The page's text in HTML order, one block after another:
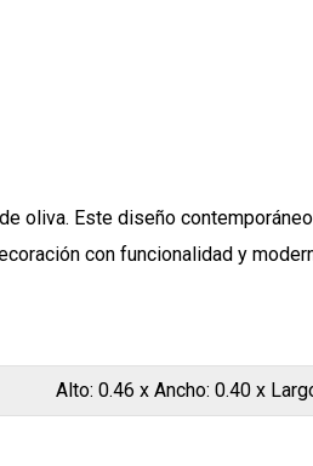
oliva. Este diseño
con funcionalidad y
Alto: 0.46 x Ancho: 0.40 x